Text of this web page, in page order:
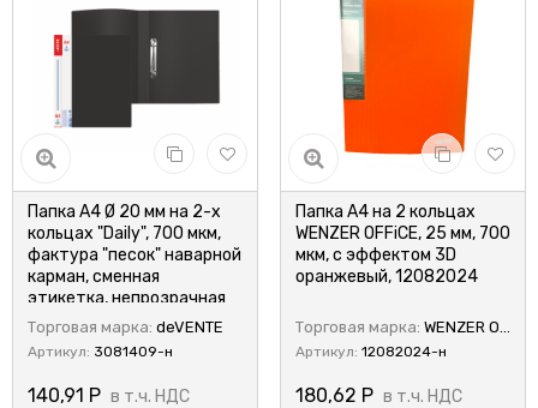
Папка A4 Ø 20 мм на 2-х
кольцах "Daily", 700 мкм,
фактура "песок" наварной
карман, сменная
этикетка, непрозрачная
черная, deVENTE
Торговая марка: deVENTE
Артикул: 3081409-н
140,91 Р в т.ч. НДС
Папка А4 на 2 кольцах
WENZER OFFiCE, 25 мм, 700
мкм, с эффектом 3D
оранжевый, 12082024
Торговая марка: WENZER OFFiCE
Артикул: 12082024-н
180,62 Р в т.ч. НДС